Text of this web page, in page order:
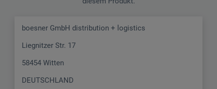
boesner GmbH distribution + logistics
Liegnitzer Str. 17
58454 Witten
DEUTSCHLAND